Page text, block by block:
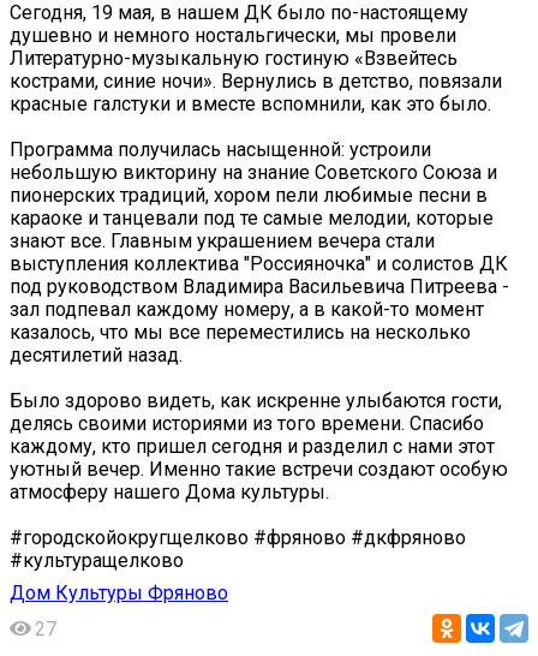
Сегодня, 19 мая, в нашем ДК было по-настоящему
душевно и немного ностальгически, мы провели
Литературно-музыкальную гостиную «Взвейтесь
кострами, синие ночи». Вернулись в детство, повязали
красные галстуки и вместе вспомнили, как это было.
Программа получилась насыщенной: устроили
небольшую викторину на знание Советского Союза и
пионерских традиций, хором пели любимые песни в
караоке и танцевали под те самые мелодии, которые
знают все. Главным украшением вечера стали
выступления коллектива "Россияночка" и солистов ДК
под руководством Владимира Васильевича Питреева -
зал подпевал каждому номеру, а в какой-то момент
казалось, что мы все переместились на несколько
десятилетий назад.
Было здорово видеть, как искренне улыбаются гости,
делясь своими историями из того времени. Спасибо
каждому, кто пришел сегодня и разделил с нами этот
уютный вечер. Именно такие встречи создают особую
атмосферу нашего Дома культуры.
#городскойокругщелково #фряново #дкфряново
#культуращелково
Дом Культуры Фряново
27